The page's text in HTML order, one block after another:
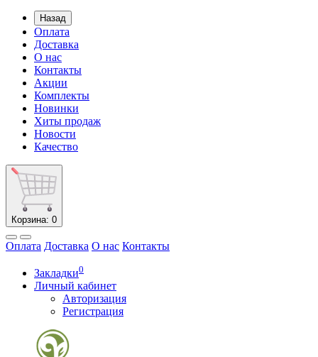
Назад
Оплата
Доставка
О нас
Контакты
Акции
Комплекты
Новинки
Хиты продаж
Новости
Качество
Корзина: 0
Оплата Доставка О нас Контакты
Закладки0
Личный кабинет
Авторизация
Регистрация